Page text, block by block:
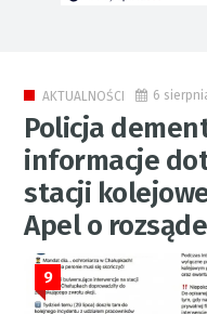
AKTUALNOŚCI 6
Policja
informacje
stacji
Apel o
9